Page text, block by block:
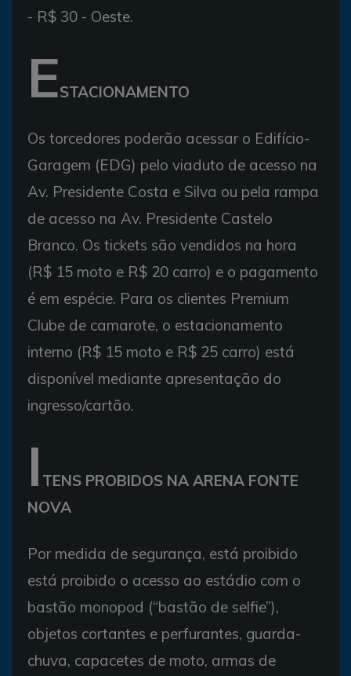
- R$ 30 - Oeste.
ESTACIONAMENTO
Os torcedores poderão acessar o Edifício-
Garagem (EDG) pelo viaduto de acesso na
Av. Presidente Costa e Silva ou pela rampa
de acesso na Av. Presidente Castelo
Branco. Os tickets são vendidos na hora
(R$ 15 moto e R$ 20 carro) e o pagamento
é em espécie. Para os clientes Premium
Clube de camarote, o estacionamento
interno (R$ 15 moto e R$ 25 carro) está
disponível mediante apresentação do
ingresso/cartão.
I TENS PROBIDOS NA ARENA FONTE
NOVA
Por medida de segurança, está proibido
está proibido o acesso ao estádio com o
bastão monopod (“bastão de selfie”),
objetos cortantes e perfurantes, guarda-
chuva, capacetes de moto, armas de